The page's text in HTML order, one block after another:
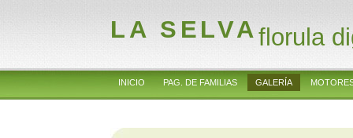
LA SELVAflorula
INICIO PAG. DE FAMILIAS GALERÍA